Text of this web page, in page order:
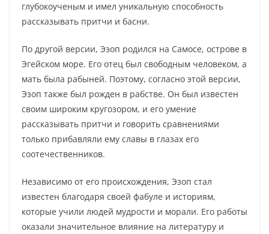
глубокоученым и имел уникальную способность
рассказывать притчи и басни.
По другой версии, Эзоп родился на Самосе, острове в
Эгейском море. Его отец был свободным человеком, а
мать была рабыней. Поэтому, согласно этой версии,
Эзоп также был рожден в рабстве. Он был известен
своим широким кругозором, и его умение
рассказывать притчи и говорить сравнениями
только прибавляли ему славы в глазах его
соотечественников.
Независимо от его происхождения, Эзоп стал
известен благодаря своей фабуле и историям,
которые учили людей мудрости и морали. Его работы
оказали значительное влияние на литературу и